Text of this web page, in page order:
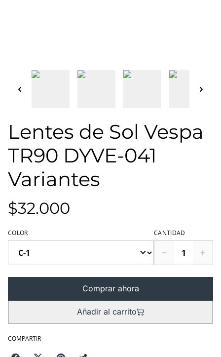
Lentes de Sol Vespa
TR90 DYVE-041
Variantes
$32.000
COLOR CANTIDAD
Comprar ahora
Añadir al carrito
COMPARTIR